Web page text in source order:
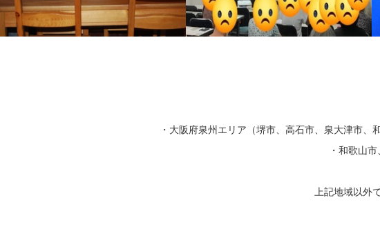
・大阪府泉州エリア（堺市、高石市、泉大津市、
・和歌山
上記地域以外